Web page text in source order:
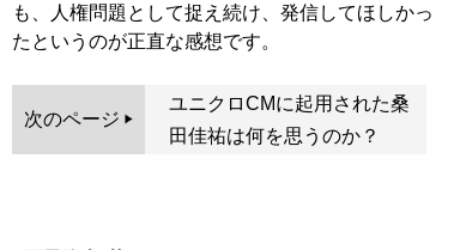
も、人権問題として捉え続け、発信してほしかっ
たというのが正直な感想です。
次のページ
ユニクロCMに起用された桑
田佳祐は何を思うのか？